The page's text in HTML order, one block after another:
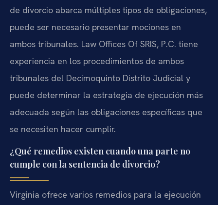
de divorcio abarca múltiples tipos de obligaciones,
puede ser necesario presentar mociones en
ambos tribunales. Law Offices Of SRIS, P.C. tiene
experiencia en los procedimientos de ambos
tribunales del Decimoquinto Distrito Judicial y
puede determinar la estrategia de ejecución más
adecuada según las obligaciones específicas que
se necesiten hacer cumplir.
¿Qué remedios existen cuando una parte no
cumple con la sentencia de divorcio?
Virginia ofrece varios remedios para la ejecución